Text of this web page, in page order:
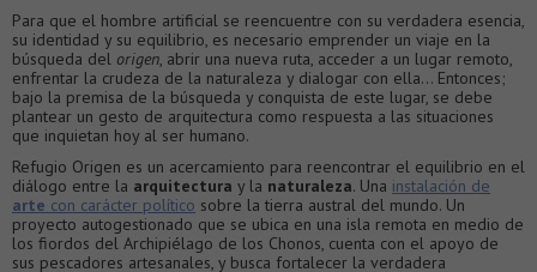
Para que el hombre artificial se reencuentre con su verdadera esencia,
su identidad y su equilibrio, es necesario emprender un viaje en la
búsqueda del origen, abrir una nueva ruta, acceder a un lugar remoto,
enfrentar la crudeza de la naturaleza y dialogar con ella… Entonces;
bajo la premisa de la búsqueda y conquista de este lugar, se debe
plantear un gesto de arquitectura como respuesta a las situaciones
que inquietan hoy al ser humano.
Refugio Origen es un acercamiento para reencontrar el equilibrio en el
diálogo entre la arquitectura y la naturaleza. Una instalación de
arte con carácter político sobre la tierra austral del mundo. Un
proyecto autogestionado que se ubica en una isla remota en medio de
los fiordos del Archipiélago de los Chonos, cuenta con el apoyo de
sus pescadores artesanales, y busca fortalecer la verdadera